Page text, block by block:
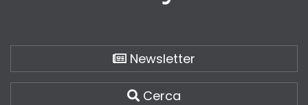
Newsletter
Cerca